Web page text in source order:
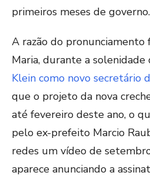
primeiros meses de governo.
A razão do
Maria, durante a solenidade
Klein como novo secretário
que o projeto da nova
até fevereiro deste ano, o
pelo ex-prefeito Marcio
redes um vídeo de
aparece anunciando a